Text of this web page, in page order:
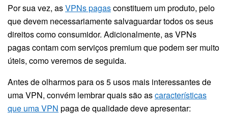
Por sua vez, asVPNs pagasconstituem um produto, pelo
que devem necessariamente salvaguardar todos os seus
direitos como consumidor. Adicionalmente, as VPNs
pagas contam com serviços premium que podem ser muito
úteis, como veremos de seguida.
Antes de olharmos para os 5 usos mais interessantes de
uma VPN, convém lembrar quais são ascaracterísticas
que uma VPN paga de qualidade deve apresentar: